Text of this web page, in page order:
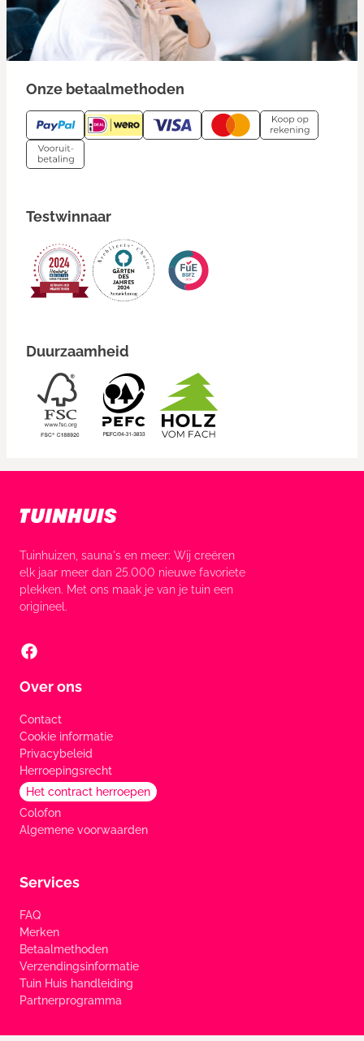
Onze betaalmethoden
Testwinnaar
Duurzaamheid
Tuinhuizen, sauna's en meer: Wij creëren
elk jaar meer dan 25.000 nieuwe favoriete
plekken. Met ons maak je van je tuin een
origineel.
Over ons
Contact
Cookie informatie
Privacybeleid
Herroepingsrecht
Het contract herroepen
Colofon
Algemene voorwaarden
Services
FAQ
Merken
Betaalmethoden
Verzendingsinformatie
Tuin Huis handleiding
Partnerprogramma